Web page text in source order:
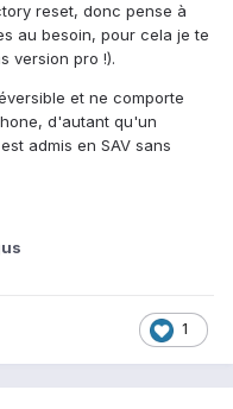
reset, donc pense à
au besoin, pour cela je te
version pro !).
et ne comporte
d'autant qu'un
admis en SAV sans
1